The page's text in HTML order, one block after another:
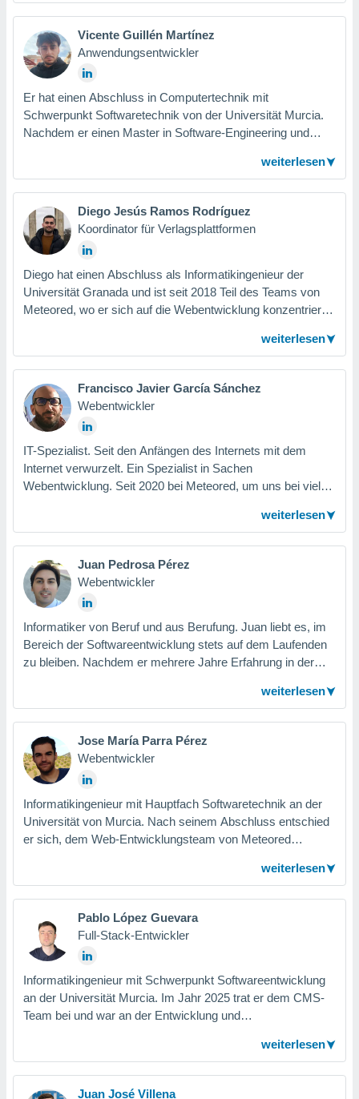
Vicente Guillén Martínez
Anwendungsentwickler
Er hat einen Abschluss in Computertechnik mit
Schwerpunkt Softwaretechnik von der Universität Murcia.
Nachdem er einen Master in Software-Engineering und
diesem Bereich gesammelt hatte, trat er 2024 dem
dem Ziel zum Unternehmen, zu lernen, sich zu verbessern
und das gesamte Wissen und die Erfahrung des
großartigen Teams, dem er angehört, aufzusaugen.
weiterlesen
Diego Jesús Ramos Rodríguez
Koordinator für Verlagsplattformen
Diego hat einen Abschluss als Informatikingenieur der
Universität Granada und ist seit 2018 Teil des Teams von
Meteored, wo er sich auf die Webentwicklung konzentriert.
Medien spezialisiert und koordiniert derzeit die Entwicklung
Skalierbarkeit sicherstellt. Mit seiner Leidenschaft für
Informationstechnologie kombiniert er seinen technischen
Ansatz mit Projektmanagement, um die Erfahrung von
Lesern und Journalisten bei Meteored zu verbessern.
weiterlesen
Francisco Javier García Sánchez
Webentwickler
IT-Spezialist. Seit den Anfängen des Internets mit dem
Internet verwurzelt. Ein Spezialist in Sachen
Webentwicklung. Seit 2020 bei Meteored, um uns bei vielen
entwickeln. Seine Leidenschaft sind Tiere, das Meer, Sport
weiterlesen
Juan Pedrosa Pérez
Webentwickler
Informatiker von Beruf und aus Berufung. Juan liebt es, im
Bereich der Softwareentwicklung stets auf dem Laufenden
zu bleiben. Nachdem er mehrere Jahre Erfahrung in der
Meteored, wo er sich weiterentwickelt hat und stets neue
für den Support des Nachrichten-Bereichs, der
verschiedenen Portale, verantwortlich.
weiterlesen
Jose María Parra Pérez
Webentwickler
Informatikingenieur mit Hauptfach Softwaretechnik an der
Universität von Murcia. Nach seinem Abschluss entschied
er sich, dem Web-Entwicklungsteam von Meteored
fortzusetzen und das Auftreten einer der bestenweiterlesen
Pablo López Guevara
Full-Stack-Entwickler
Informatikingenieur mit Schwerpunkt Softwareentwicklung
an der Universität Murcia. Im Jahr 2025 trat er dem CMS-
Team bei und war an der Entwicklung und
Unternehmens beteiligt. Mit seinem Fokus auf hochwertige
skalierbare Lösungen zu entwickeln und die digitalen
weiterlesen
Juan José Villena